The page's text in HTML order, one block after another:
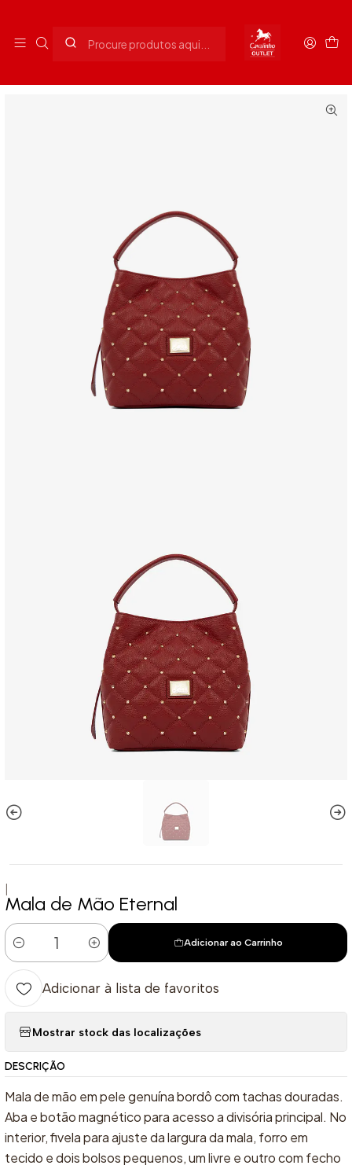
Início Senhora Malas Senhora Mala de Mão Eternal
Mala de Mão Eternal
Quantidade
Adicionar ao Carrinho
Adicionar à lista de favoritos
Mostrar stock das localizações
DESCRIÇÃO
Mala de mão em pele genuína bordô com tachas douradas.
Aba e botão magnético para acesso a divisória principal. No
interior, fivela para ajuste da largura da mala, forro em
tecido e dois bolsos pequenos, um livre e outro com fecho